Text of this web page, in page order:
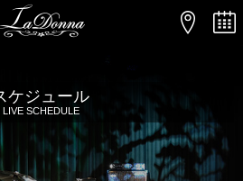
ケジュール
LIVE SCHEDULE